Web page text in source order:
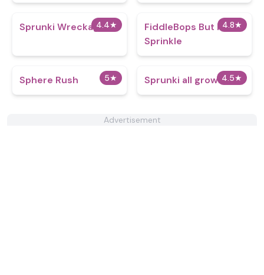
4.4★
Sprunki Wreckage 4.8★
FiddleBops But its
Sprinkle​
5★
Sphere Rush 4.5★
Sprunki all grown up
Advertisement